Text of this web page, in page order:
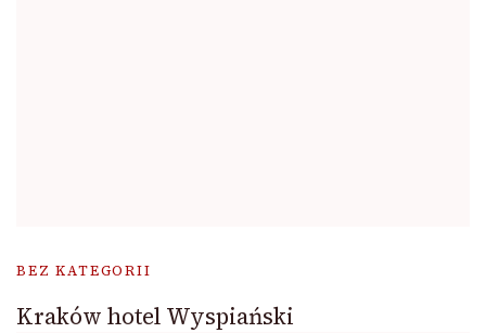
BEZ KATEGORII
Kraków hotel Wyspiański